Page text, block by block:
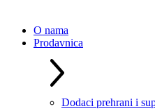
O nama
Prodavnica
Dodaci prehrani i